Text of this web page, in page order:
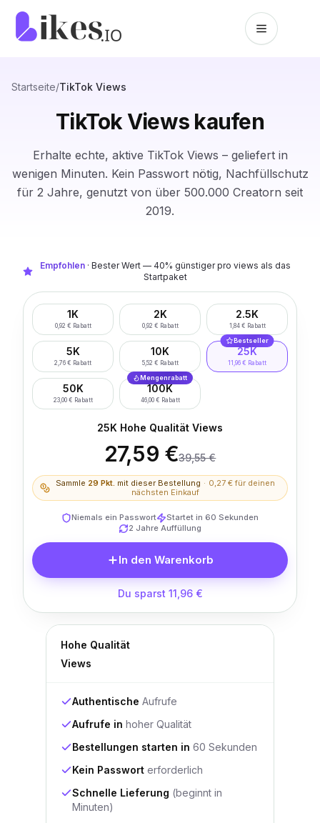
Zum Inhalt springen
Startseite/TikTok Views
TikTok Views kaufen
Erhalte echte, aktive TikTok Views – geliefert in
wenigen Minuten. Kein Passwort nötig, Nachfüllschutz
für 2 Jahre, genutzt von über 500.000 Creatorn seit
2019.
Empfohlen· Bester Wert — 40% günstiger pro views als das
Startpaket
1K
0,92 € Rabatt
2K
0,92 € Rabatt
2.5K
1,84 € Rabatt
5K
2,76 € Rabatt
10K
5,52 € Rabatt
Bestseller
25K
11,96 € Rabatt
50K
23,00 € Rabatt
Mengenrabatt
100K
46,00 € Rabatt
25K Hohe Qualität Views
27,59 €39,55 €
Sammle 29 Pkt. mit dieser Bestellung · 0,27 €für deinen
nächsten Einkauf
Niemals ein Passwort
Startet in 60 Sekunden
2 Jahre Auffüllung
In den Warenkorb
Du sparst 11,96 €
Hohe Qualität
Views
Authentische Aufrufe
Aufrufe in hoher Qualität
Bestellungen starten in 60 Sekunden
Kein Passwort erforderlich
Schnelle Lieferung (beginnt in
Minuten)